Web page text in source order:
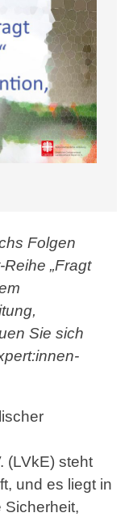
Folgen
„Fragt
Sie sich
(LVkE) steht
und es liegt in
Sicherheit,